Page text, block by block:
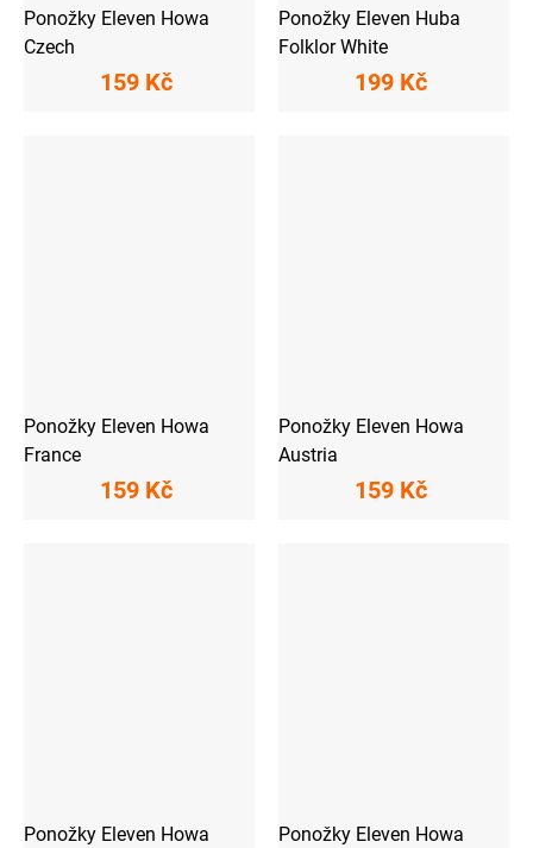
Ponožky Eleven Howa
Czech
159 Kč
Ponožky Eleven Huba
Folklor White
199 Kč
Ponožky Eleven Howa
France
159 Kč
Ponožky Eleven Howa
Austria
159 Kč
Ponožky Eleven Howa
Ponožky Eleven Howa